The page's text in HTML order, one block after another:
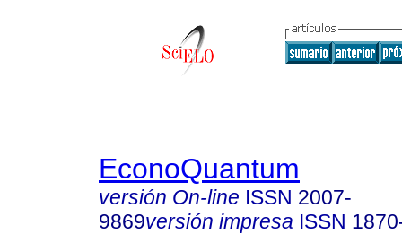
EconoQuantum
versión On-line ISSN 2007-
9869versión impresa ISSN